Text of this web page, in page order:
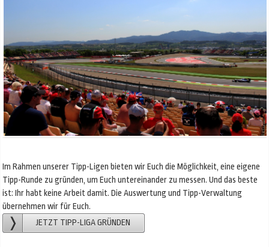
Im Rahmen unserer Tipp-Ligen bieten wir Euch die Möglichkeit, eine eigene
Tipp-Runde zu gründen, um Euch untereinander zu messen. Und das beste
ist: Ihr habt keine Arbeit damit. Die Auswertung und Tipp-Verwaltung
übernehmen wir für Euch.
JETZT TIPP-LIGA GRÜNDEN